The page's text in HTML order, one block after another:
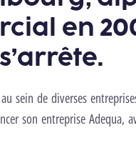
en
sein de diverses
son entreprise Adequa,